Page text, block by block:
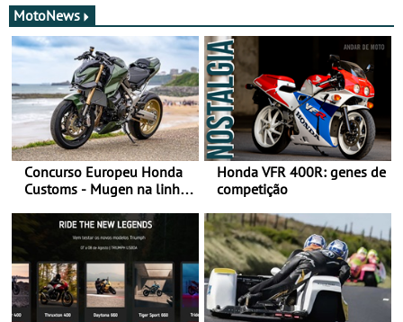
MotoNews
Concurso Europeu Honda
Customs - Mugen na linha
ganhar
Honda VFR 400R: genes de
competição